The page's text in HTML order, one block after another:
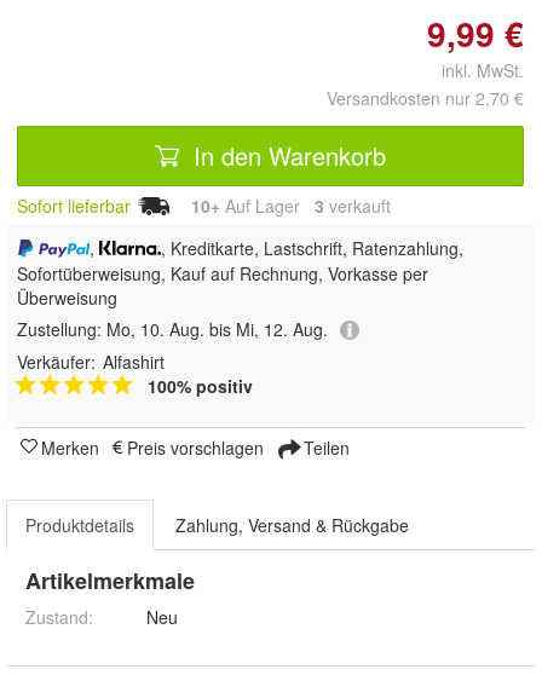
9,99 €
inkl. MwSt.
Versandkosten nur 2,70 €
In den Warenkorb
Sofort lieferbar 10+ Auf Lager 3 verkauft
,
, Kreditkarte, Lastschrift, Ratenzahlung,
Sofortüberweisung, Kauf auf Rechnung, Vorkasse per
Überweisung
Zustellung: Mo, 10. Aug. bis Mi, 12. Aug.
Verkäufer: Alfashirt
100% positiv
Merken Preis vorschlagen Teilen
Produktdetails Zahlung, Versand & Rückgabe
Artikelmerkmale
Zustand: Neu